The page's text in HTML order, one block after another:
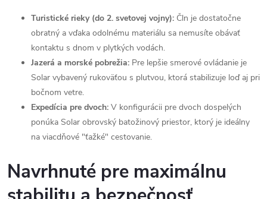
Turistické rieky (do 2. svetovej vojny): Čln je dostatočne
obratný a vďaka odolnému materiálu sa nemusíte obávať
kontaktu s dnom v plytkých vodách.
Jazerá a morské pobrežia: Pre lepšie smerové ovládanie je
Solar vybavený rukoväťou s plutvou, ktorá stabilizuje loď aj pri
bočnom vetre.
Expedícia pre dvoch: V konfigurácii pre dvoch dospelých
ponúka Solar obrovský batožinový priestor, ktorý je ideálny
na viacdňové "ťažké" cestovanie.
Navrhnuté pre maximálnu